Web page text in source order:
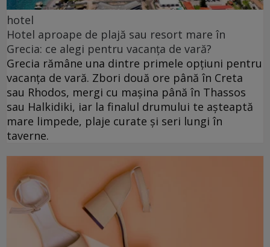
hotel
Hotel aproape de plajă sau resort mare în
Grecia: ce alegi pentru vacanța de vară?
Grecia rămâne una dintre primele opțiuni pentru
vacanța de vară. Zbori două ore până în Creta
sau Rhodos, mergi cu mașina până în Thassos
sau Halkidiki, iar la finalul drumului te așteaptă
mare limpede, plaje curate și seri lungi în
taverne.